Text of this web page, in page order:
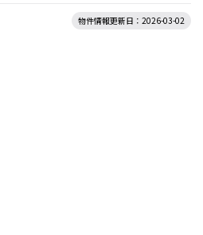
物件情報更新日：2026-03-02